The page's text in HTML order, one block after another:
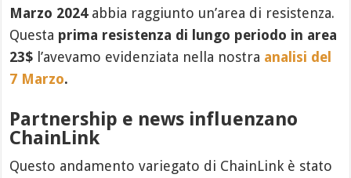
Marzo 2024abbia raggiunto un’area di resistenza.
Questa prima resistenza di lungo periodo in area
23$ l’avevamo evidenziata nella nostra analisi del
7 Marzo.
Partnership e news influenzano
ChainLink
Questo andamento variegato di ChainLink è stato